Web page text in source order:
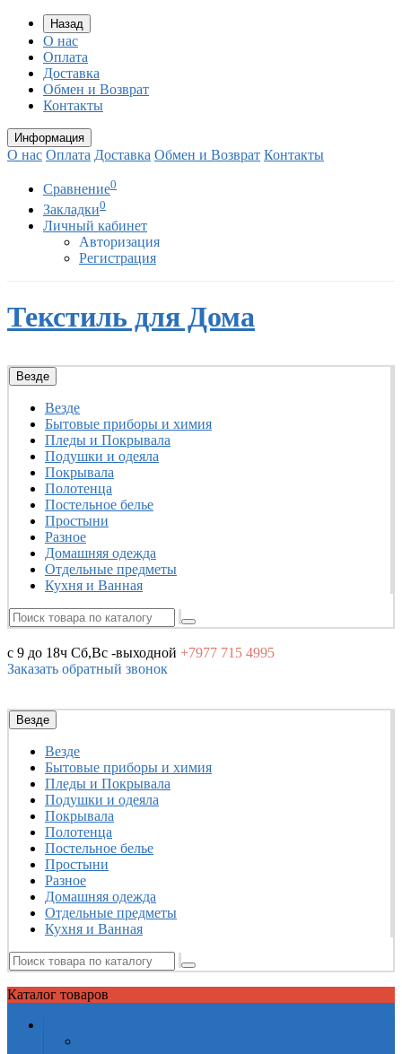
Назад
О нас
Оплата
Доставка
Обмен и Возврат
Контакты
Информация
О нас Оплата Доставка Обмен и Возврат Контакты
Сравнение0
Закладки0
Личный кабинет
Авторизация
Регистрация
Текстиль для Дома
Везде
Везде
Бытовые приборы и химия
Пледы и Покрывала
Подушки и одеяла
Покрывала
Полотенца
Постельное белье
Простыни
Разное
Домашняя одежда
Отдельные предметы
Кухня и Ванная
с 9 до 18ч Сб,Вс -выходной +7977 715 4995
Заказать обратный звонок
Везде
Везде
Бытовые приборы и химия
Пледы и Покрывала
Подушки и одеяла
Покрывала
Полотенца
Постельное белье
Простыни
Разное
Домашняя одежда
Отдельные предметы
Кухня и Ванная
Каталог товаров